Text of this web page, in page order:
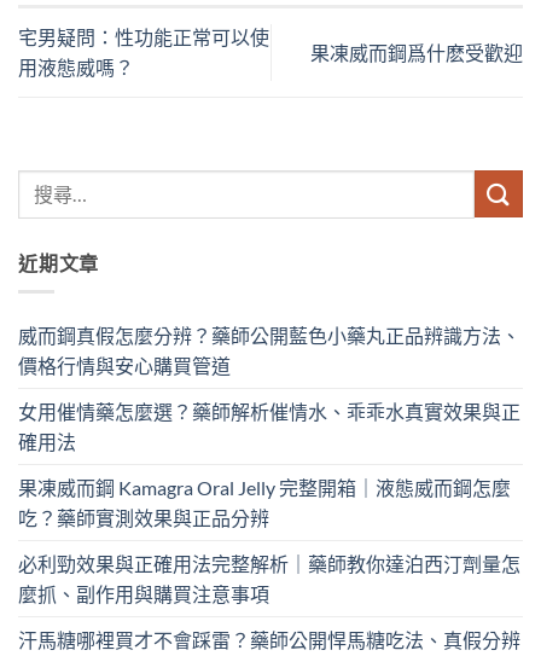
宅男疑問：性功能正常可以使
用液態威嗎？
果凍威而鋼爲什麽受歡迎
近期文章
威而鋼真假怎麼分辨？藥師公開藍色小藥丸正品辨識方法、
價格行情與安心購買管道
女用催情藥怎麼選？藥師解析催情水、乖乖水真實效果與正
確用法
果凍威而鋼 Kamagra Oral Jelly 完整開箱｜液態威而鋼怎麼
吃？藥師實測效果與正品分辨
必利勁效果與正確用法完整解析｜藥師教你達泊西汀劑量怎
麼抓、副作用與購買注意事項
汗馬糖哪裡買才不會踩雷？藥師公開悍馬糖吃法、真假分辨